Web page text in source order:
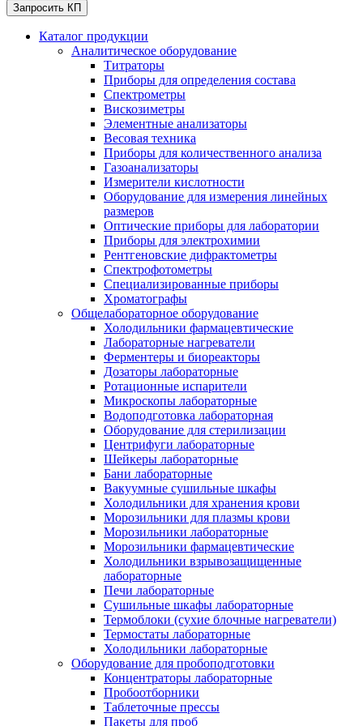
Запросить КП
Каталог продукции
Аналитическое оборудование
Титраторы
Приборы для определения состава
Спектрометры
Вискозиметры
Элементные анализаторы
Весовая техника
Приборы для количественного анализа
Газоанализаторы
Измерители кислотности
Оборудование для измерения линейных
размеров
Оптические приборы для лаборатории
Приборы для электрохимии
Рентгеновские дифрактометры
Спектрофотометры
Специализированные приборы
Хроматографы
Общелабораторное оборудование
Холодильники фармацевтические
Лабораторные нагреватели
Ферментеры и биореакторы
Дозаторы лабораторные
Ротационные испарители
Микроскопы лабораторные
Водоподготовка лабораторная
Оборудование для стерилизации
Центрифуги лабораторные
Шейкеры лабораторные
Бани лабораторные
Вакуумные сушильные шкафы
Холодильники для хранения крови
Морозильники для плазмы крови
Морозильники лабораторные
Морозильники фармацевтические
Холодильники взрывозащищенные
лабораторные
Печи лабораторные
Сушильные шкафы лабораторные
Термоблоки (сухие блочные нагреватели)
Термостаты лабораторные
Холодильники лабораторные
Оборудование для пробоподготовки
Концентраторы лабораторные
Пробоотборники
Таблеточные прессы
Пакеты для проб